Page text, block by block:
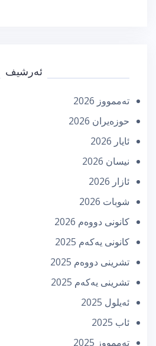
ئەرشیف
تەممووز 2026
حوزه‌یران 2026
ئایار 2026
نیسان 2026
ئازار 2026
شوبات 2026
كانونی دووه‌م 2026
كانونی یه‌كه‌م 2025
تشرینی دووه‌م 2025
تشرینی یه‌كه‌م 2025
ئه‌یلول 2025
ئاب 2025
تەممووز 2025